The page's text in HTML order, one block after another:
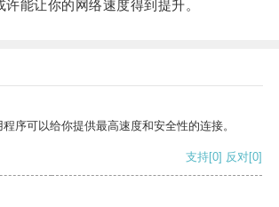
许能让你的网络速度得到提升。
序可以给你提供最高速度和安全性的连接。
支持[0] 反对[0]